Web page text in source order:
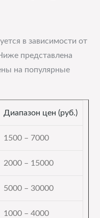
в зависимости от
представлена
на популярные
Диапазон цен (руб.)
1500 – 7000
2000 – 15000
5000 – 30000
1000 – 4000